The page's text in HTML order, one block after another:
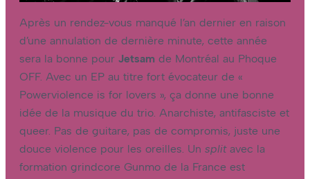
Après un rendez-vous manqué l’an dernier en raison
d’une annulation de dernière minute, cette année
sera la bonne pour Jetsam de Montréal au Phoque
OFF. Avec un EP au titre fort évocateur de «
Powerviolence is for lovers », ça donne une bonne
idée de la musique du trio. Anarchiste, antifasciste et
queer. Pas de guitare, pas de compromis, juste une
douce violence pour les oreilles. Un splitavec la
formation grindcore Gunmo de la France est